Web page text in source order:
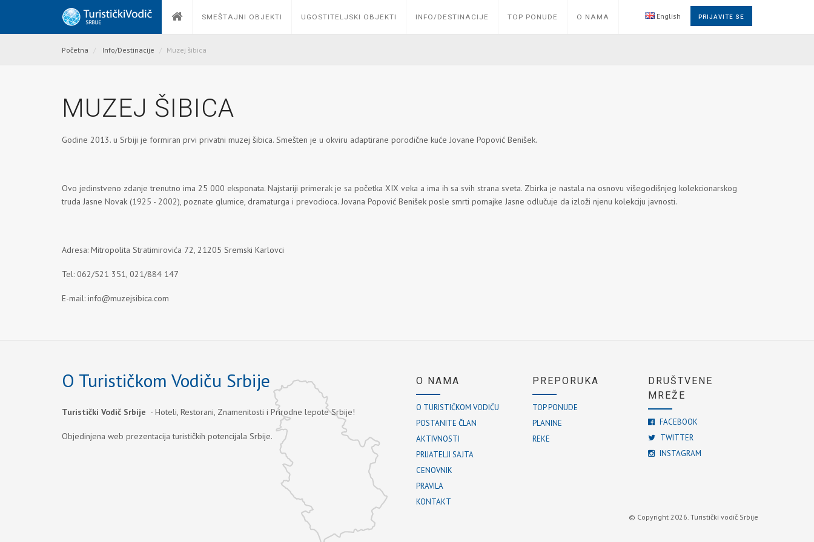
SMEŠTAJNI OBJEKTI UGOSTITELJSKI OBJEKTI INFO/DESTINACIJE TOP PONUDE O NAMA English PRIJAVITE SE
Početna Info/Destinacije Muzej šibica
MUZEJ ŠIBICA
Godine 2013. u Srbiji je formiran prvi privatni muzej šibica. Smešten je u okviru adaptirane porodične kuće Jovane Popović Benišek.
Ovo jedinstveno zdanje trenutno ima 25 000 eksponata. Najstariji primerak je sa početka XIX veka a ima ih sa svih strana sveta. Zbirka je nastala na osnovu višegodišnjeg kolekcionarskog
truda Jasne Novak (1925 - 2002), poznate glumice, dramaturga i prevodioca. Jovana Popović Benišek posle smrti pomajke Jasne odlučuje da izloži njenu kolekciju javnosti.
Adresa: Mitropolita Stratimirovića 72, 21205 Sremski Karlovci
Tel: 062/521 351, 021/884 147
E-mail: info@muzejsibica.com
O Turističkom Vodiču Srbije
Turistički Vodič Srbije - Hoteli, Restorani, Znamenitosti i Prirodne lepote Srbije!
Objedinjena web prezentacija turističkih potencijala Srbije.
O NAMA
O TURISTIČKOM VODIČU
POSTANITE ČLAN
AKTIVNOSTI
PRIJATELJI SAJTA
CENOVNIK
PRAVILA
KONTAKT
PREPORUKA
TOP PONUDE
PLANINE
REKE
DRUŠTVENE
MREŽE
FACEBOOK
TWITTER
INSTAGRAM
© Copyright 2026. Turistički vodič Srbije